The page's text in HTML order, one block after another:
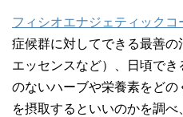
フィシオエナジェティックコ
症候群に対してできる最善
エッセンスなど）、日頃で
のないハーブや栄養素をど
を摂取するといいのかを調